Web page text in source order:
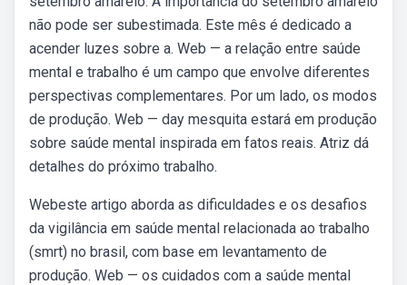
não pode ser subestimada. Este mês é dedicado a
acender luzes sobre a. Web — a relação entre saúde
mental e trabalho é um campo que envolve diferentes
perspectivas complementares. Por um lado, os modos
de produção. Web — day mesquita estará em produção
sobre saúde mental inspirada em fatos reais. Atriz dá
detalhes do próximo trabalho.
Webeste artigo aborda as dificuldades e os desafios
da vigilância em saúde mental relacionada ao trabalho
(smrt) no brasil, com base em levantamento de
produção. Web — os cuidados com a saúde mental